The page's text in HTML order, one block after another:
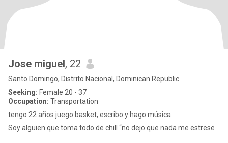
Jose miguel, 22
Santo Domingo, Distrito Nacional, Dominican Republic
Seeking: Female 20 - 37
Occupation: Transportation
tengo 22 años juego basket, escribo y hago música
Soy alguien que toma todo de chill “no dejo que nada me estrese